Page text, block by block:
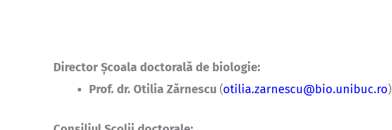
Director Școala doctorală de biologie:
Prof. dr. Otilia Zărnescu (otilia.zarnescu@bio.unibuc.ro)